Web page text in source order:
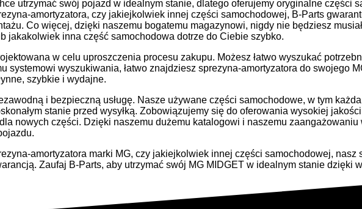
utrzymać swój pojazd w idealnym stanie, dlatego oferujemy oryginalne części
amortyzatora, czy jakiejkolwiek innej części samochodowej, B-Parts
Co więcej, dzięki naszemu bogatemu magazynowi, nigdy nie będziesz
jakakolwiek inna część samochodowa dotrze do Ciebie szybko.
w celu uproszczenia procesu zakupu. Możesz łatwo wyszukać
systemowi wyszukiwania, łatwo znajdziesz sprezyna-amortyzatora do swojego
szybkie i wydajne.
i bezpieczną usługę. Nasze używane części samochodowe, w tym
stanie przed wysyłką. Zobowiązujemy się do oferowania wysokiej
nowych części. Dzięki naszemu dużemu katalogowi i naszemu
amortyzatora marki MG, czy jakiejkolwiek innej części samochodowej,
Zaufaj B-Parts, aby utrzymać swój MG MIDGET w idealnym stanie dzięki